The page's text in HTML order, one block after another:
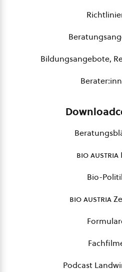
Bildungsangebote,
bio austria
Bio-
bio austria
Podcast